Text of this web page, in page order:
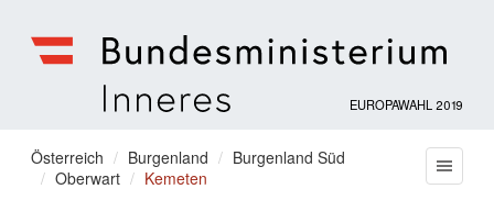
für
Inneres
EUROPAWAHL 2019
Sie
befinden
Österreich Burgenland
Burgenland Süd
Oberwart
Kemeten